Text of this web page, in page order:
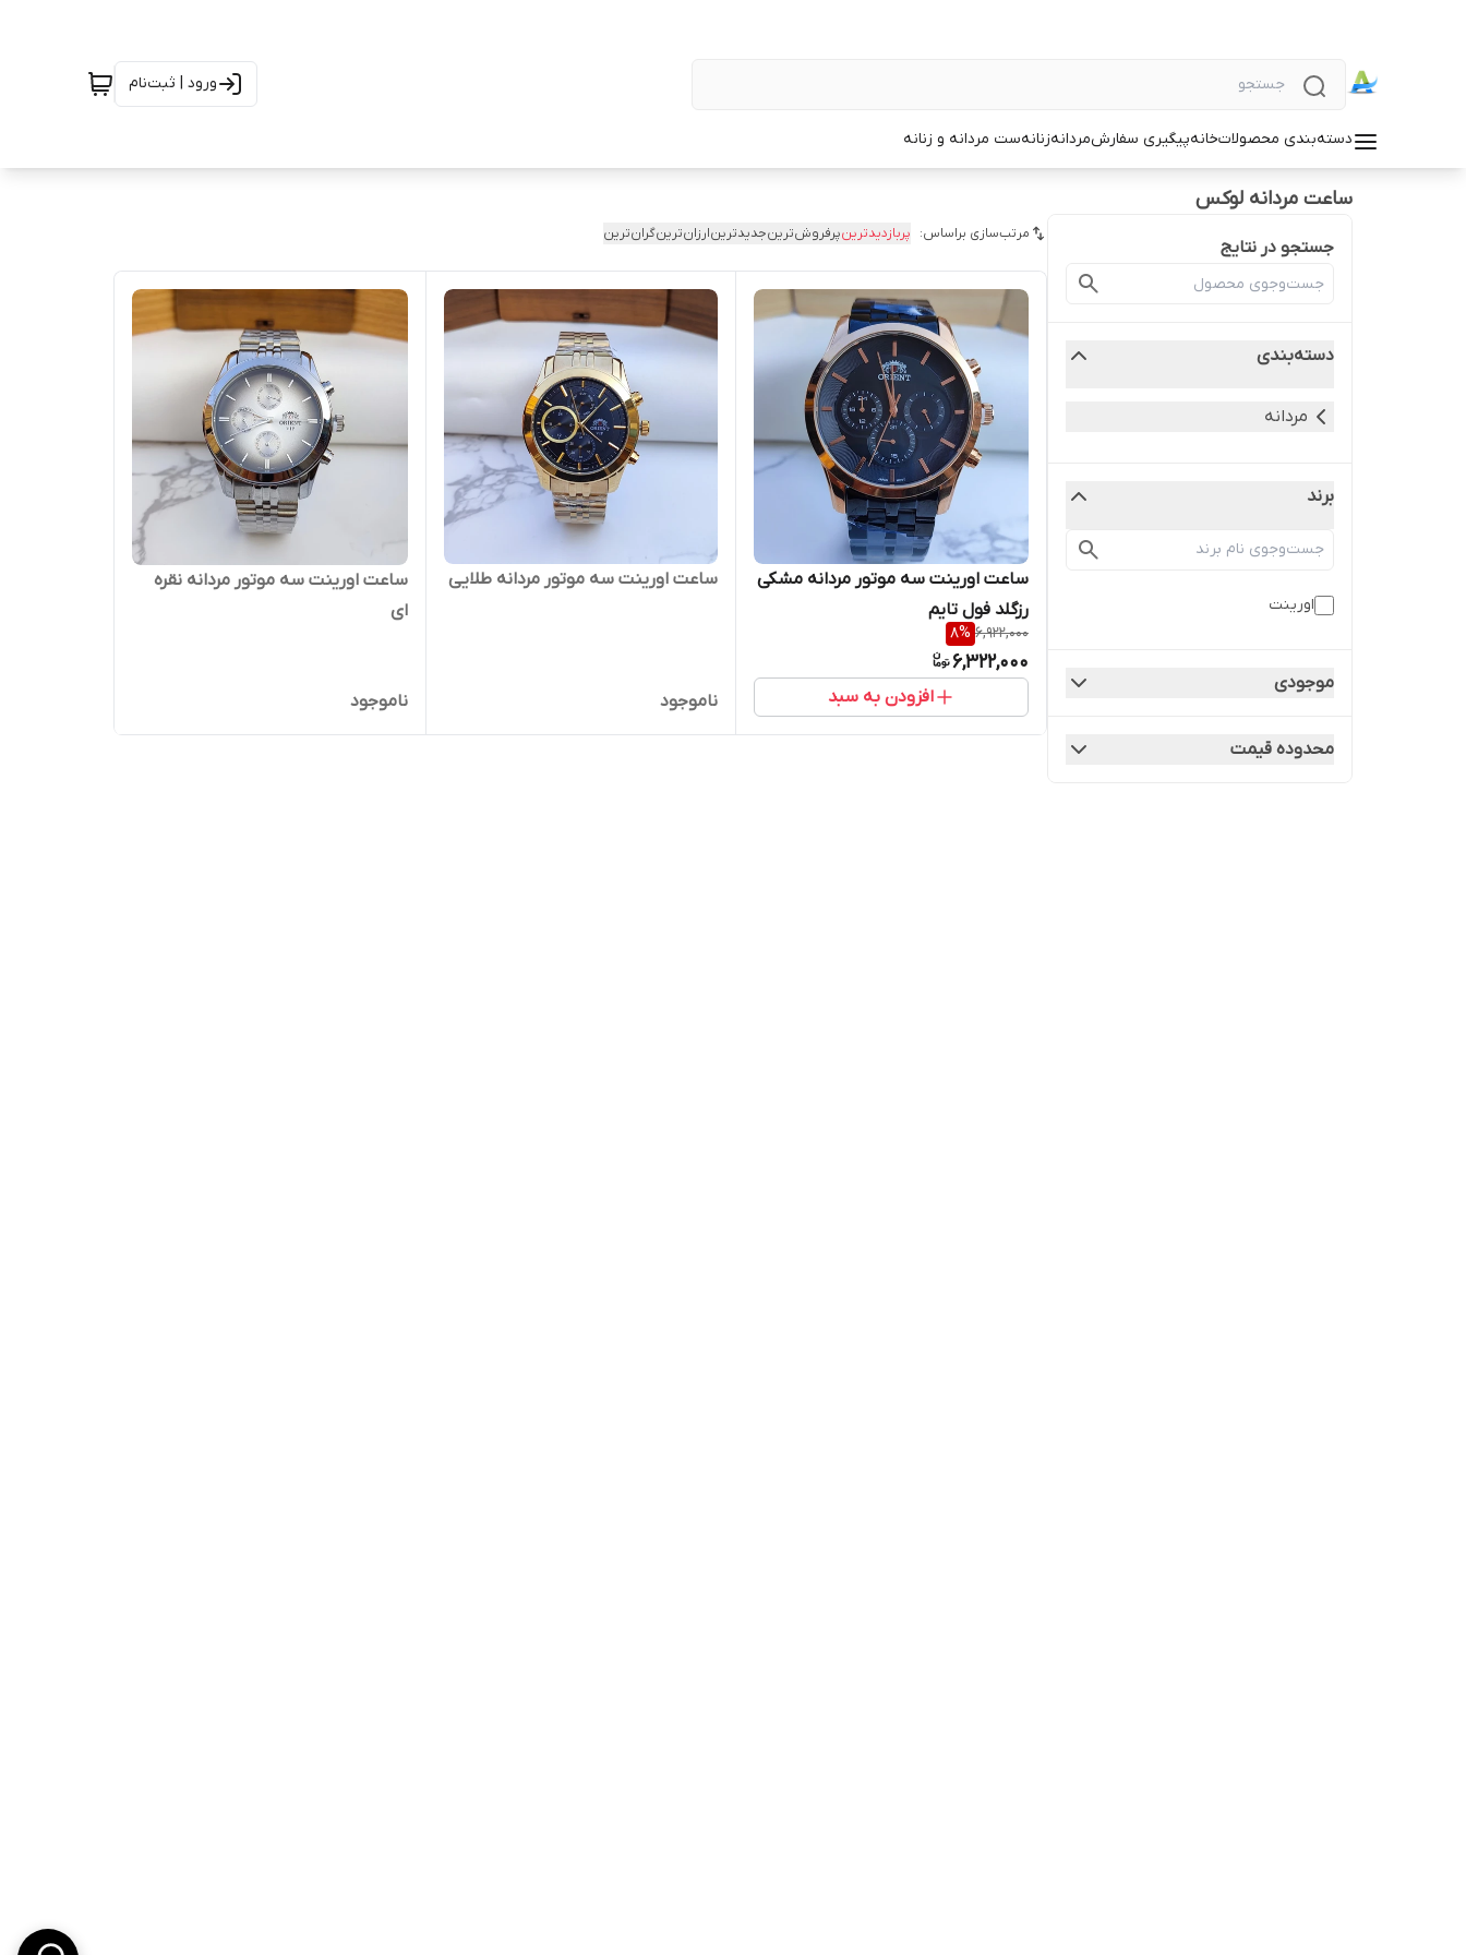
ورود | ثبت‌نام
دسته‌بندی محصولاتخانهپیگیری سفارشمردانهزنانهست مردانه و زنانه
ساعت مردانه لوکس
جستجو در نتایج
دسته‌بندی
مردانه
برند
اورینت
موجودی
محدوده قیمت
مرتب‌سازی براساس: پربازدیدترینپرفروش‌ترینجدیدترینارزان‌ترینگران‌ترین
ساعت اورینت سه موتور مردانه مشکی
رزگلد فول تایم
6,922,000
8%
6,322,000
افزودن به سبد
ساعت اورینت سه موتور مردانه طلایی
ناموجود
ساعت اورینت سه موتور مردانه نقره
ای
ناموجود